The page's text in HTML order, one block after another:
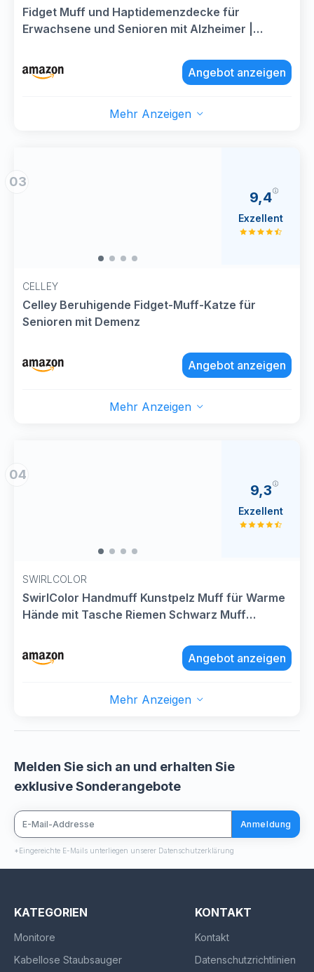
Fidget Muff und Haptidemenzdecke für
Erwachsene und Senioren mit Alzheimer |
mit Demenz | Nestelkissen und Nesteldecke als
Aktivität für Demenzkranke
Angebot anzeigen
Mehr Anzeigen
03
CELLEY
Celley Beruhigende Fidget-Muff-Katze für
Senioren mit Demenz
9,4
Exzellent
Angebot anzeigen
Mehr Anzeigen
04
SWIRLCOLOR
SwirlColor Handmuff Kunstpelz Muff für Warme
Hände mit Tasche Riemen Schwarz Muff
9,3
Exzellent
Angebot anzeigen
Mehr Anzeigen
Melden Sie sich an und erhalten Sie
exklusive Sonderangebote
Anmeldung
*Eingereichte E-Mails unterliegen unserer Datenschutzerklärung
KATEGORIEN
Monitore
Kabellose Staubsauger
KONTAKT
Kontakt
Datenschutzrichtlinien